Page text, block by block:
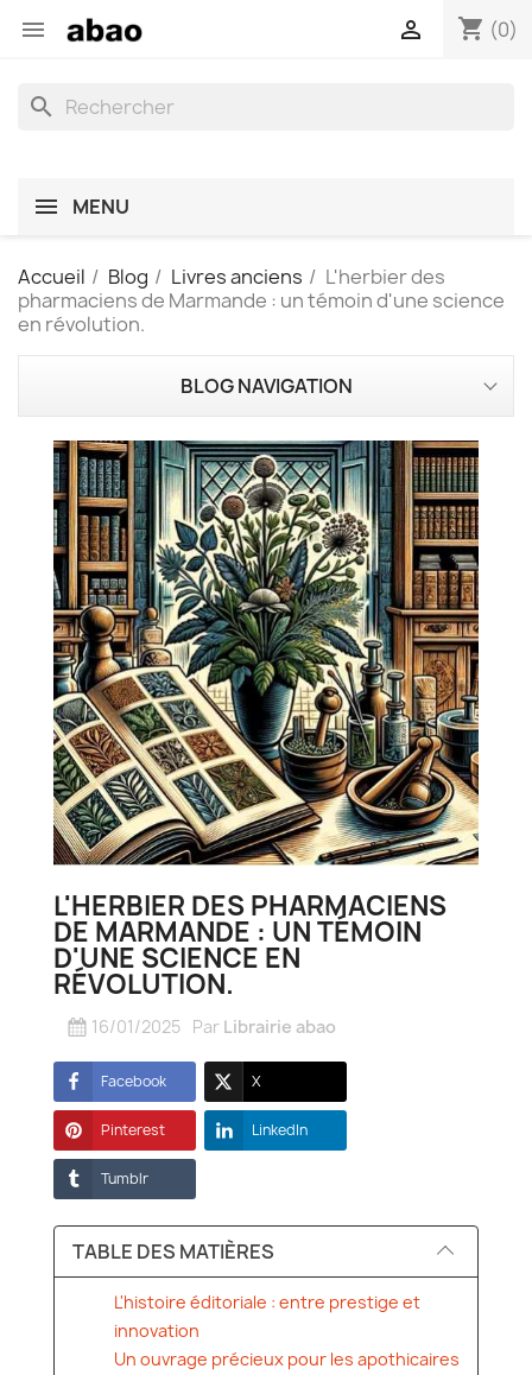
 shopping_cart (0)

search
MENU
Accueil Blog Livres anciens
L'herbier des
pharmaciens de Marmande : un témoin d'une science
en révolution.
BLOG NAVIGATION
L'HERBIER DES PHARMACIENS
DE MARMANDE : UN TÉMOIN
D'UNE SCIENCE EN
RÉVOLUTION.
16/01/2025 Par Librairie abao
Facebook X
Pinterest LinkedIn
Tumblr
TABLE DES MATIÈRES
L'histoire éditoriale : entre prestige et
innovation
Un ouvrage précieux pour les apothicaires